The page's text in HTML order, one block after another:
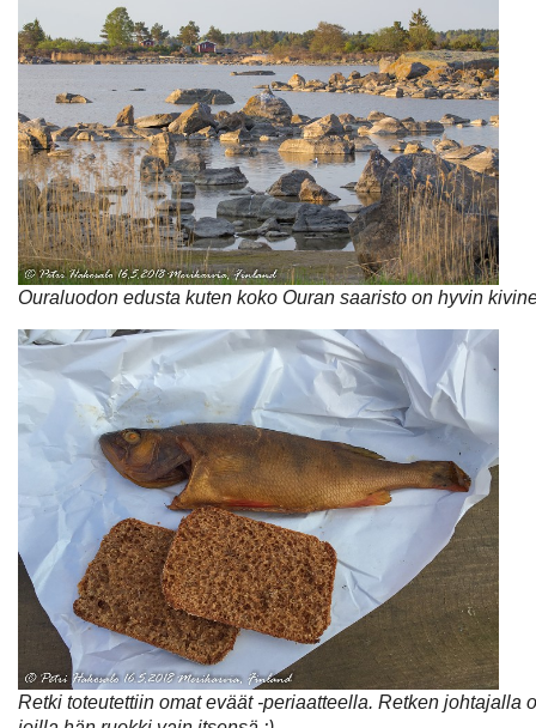
Ouraluodon edusta kuten koko Ouran saaristo on hyvin
Retki toteutettiin omat eväät -periaatteella. Retken johtajalla